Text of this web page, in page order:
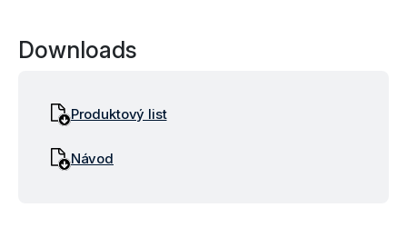
Downloads
Produktový list
Návod